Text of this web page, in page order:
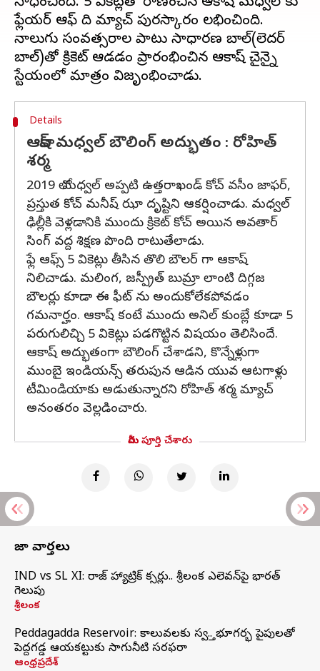
ఫ్లేయర్ ఆఫ్ ది మ్యాచ్ పురస్కారం లభించింది.
నాలుగు సంవత్సరాల పాటు సాధారణ బాల్(లెదర్
బాల్)తో క్రికెట్ ఆడడం ప్రారంభించిన ఆకాష్ చైన్నై
Details
ఆకాష్ మధ్వల్ బౌలింగ్ అద్భుతం : రోహిత్
శర్మ
2019 లో మధ్వల్ అప్పటి ఉత్తరాఖండ్ కోచ్ వసీం జాఫర్,
ప్రస్తుత కోచ్ మనీష్ ఝా దృష్టిని ఆకర్షించాడు. మధ్వల్
ఢిల్లీకి వెళ్లడానికి ముందు క్రికెట్ కోచ్ అయిన అవతార్
సింగ్ వద్ద శిక్షణ పొంది రాటుతేలాడు.
ఫ్లే ఆఫ్స్ 5 వికెట్లు తీసిన తొలి బౌలర్ గా ఆకాష్
నిలిచాడు. మలింగ, జస్ప్రీత్ బుమ్రా లాంటి దిగ్గజ
బౌలర్లు కూడా ఈ ఫీట్ ను అందుకోలేకపోవడం
గమనార్హం. ఆకాష్ కంటే ముందు అనిల్ కుంబ్లే కూడా 5
పరుగులిచ్చి 5 వికెట్లు పడగొట్టిన విషయం తెలిసిందే.
ఆకాష్ అద్భుతంగా బౌలింగ్ చేశాడని, కొన్నేళ్లుగా
ముంబై ఇండియన్స్ తరుపున ఆడిన యువ ఆటగాళ్లు
టీమిండియాకు అడుతున్నారని రోహిత్ శర్మ మ్యాచ్
అనంతరం వెల్లడించారు.
మీరు పూర్తి చేశారు
తాజా వార్తలు
IND vs SL XI: సిరాజ్‌ హ్యాట్రిక్‌ సిక్సర్లు.. శ్రీలంక ఎలెవన్‌పై భారత్‌
గెలుపు
శ్రీలంక
Peddagadda Reservoir: కాలువలకు స్వస్తి.. భూగర్భ పైపులతో
పెద్దగడ్డ ఆయకట్టుకు సాగునీటి సరఫరా
ఆంధ్రప్రదేశ్